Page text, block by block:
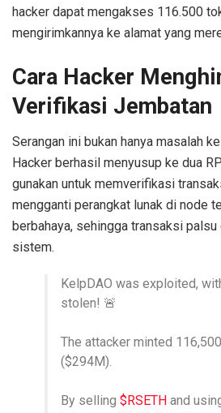
hacker dapat mengakses 116.500
mengirimkannya ke alamat yang
Cara Hacker
Verifikasi Jembatan
Serangan ini bukan hanya masalah
Hacker berhasil menyusup ke dua
gunakan untuk memverifikasi
mengganti perangkat lunak di node
berbahaya, sehingga transaksi
sistem.
KelpDAO was exploited,
stolen! 🚨
The attacker minted 116,500
($294M).
By selling $RSETH and